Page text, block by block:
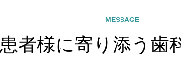
MESSAGE
患者様に寄り添う歯